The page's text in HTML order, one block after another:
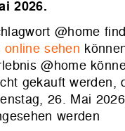
2026.
@home
online sehen
@home
gekauft werden,
26. Mai
werden